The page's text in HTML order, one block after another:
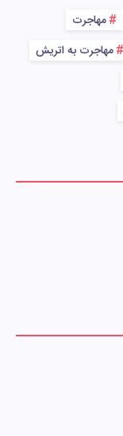
مهاجرت
مهاجرت به اتریش